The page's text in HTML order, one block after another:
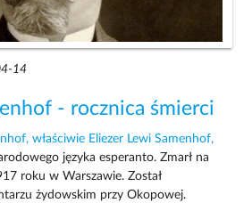
14
- rocznica śmierci
właściwie Eliezer Lewi Samenhof,
języka esperanto. Zmarł na
roku w Warszawie. Został
żydowskim przy Okopowej.